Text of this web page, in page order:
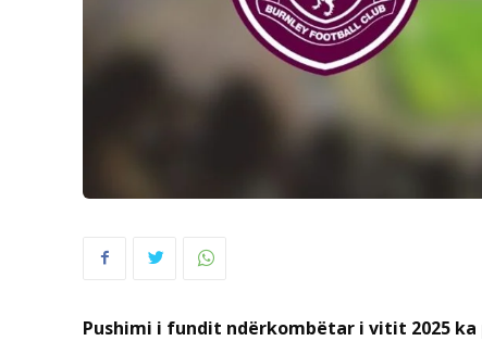
Pushimi i fundit ndërkombëtar i vitit 2025